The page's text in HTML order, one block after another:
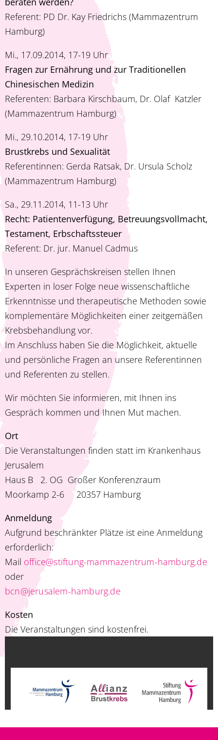
Referent: PD Dr. Kay Friedrichs (Mammazentrum
Hamburg)
Mi., 17.09.2014, 17-19 Uhr
Fragen zur Ernährung und zur Traditionellen
Chinesischen Medizin
Referenten: Barbara Kirschbaum, Dr. Olaf Katzler
(Mammazentrum Hamburg)
Mi., 29.10.2014, 17-19 Uhr
Brustkrebs und Sexualität
Referentinnen: Gerda Ratsak, Dr. Ursula Scholz
(Mammazentrum Hamburg)
Sa., 29.11.2014, 11-13 Uhr
Recht: Patientenverfügung, Betreuungsvollmacht,
Testament, Erbschaftssteuer
Referent: Dr. jur. Manuel Cadmus
In unseren Gesprächskreisen stellen Ihnen
Experten in loser Folge neue wissenschaftliche
Erkenntnisse und therapeutische Methoden sowie
komplementäre Möglichkeiten einer zeitgemäßen
Krebsbehandlung vor.
Im Anschluss haben Sie die Möglichkeit, aktuelle
und persönliche Fragen an unsere Referentinnen
und Referenten zu stellen.
Wir möchten Sie informieren, mit Ihnen ins
Gespräch kommen und Ihnen Mut machen.
Ort
Die Veranstaltungen finden statt im Krankenhaus
Jerusalem
Haus B 2. OG Großer Konferenzraum
Moorkamp 2-6 20357 Hamburg
Anmeldung
Aufgrund beschränkter Plätze ist eine Anmeldung
erforderlich:
Mail office@stiftung-mammazentrum-hamburg.de
oder
bcn@jerusalem-hamburg.de
Kosten
Die Veranstaltungen sind kostenfrei.